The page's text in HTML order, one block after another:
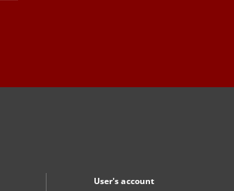
User's account